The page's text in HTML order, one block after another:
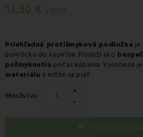
13,50 € s DPH
Priehľadná protišmyková podložka je
pomôcka do kúpeľne. Poslúži ako
pošmyknutiu počas kúpania. Vyrobená je
materiálu a môže sa prať.
Množstvo +
-